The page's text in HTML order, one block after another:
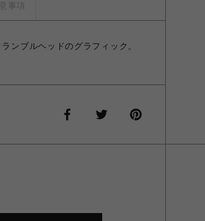
事項
ンブルヘッドのグラフィック。